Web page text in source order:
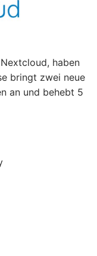
haben
bringt zwei neue
an und behebt 5